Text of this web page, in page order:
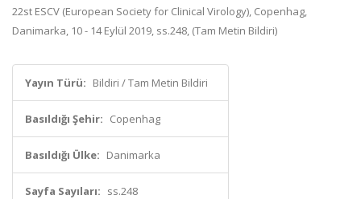
22st ESCV (European Society for Clinical Virology), Copenhag,
Danimarka, 10 - 14 Eylül 2019, ss.248, (Tam Metin Bildiri)
Yayın Türü: Bildiri / Tam Metin Bildiri
Basıldığı Şehir: Copenhag
Basıldığı Ülke: Danimarka
Sayfa Sayıları: ss.248